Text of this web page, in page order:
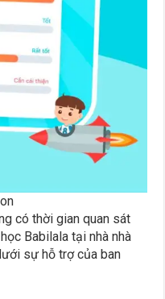
có thời gian quan sát
Babilala tại nhà nhà
sự hỗ trợ của ban